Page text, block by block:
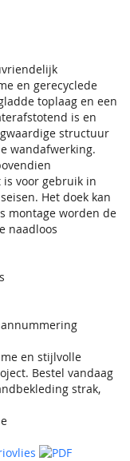
en gerecyclede
toplaag en een
is en
structuur
wandafwerking.
voor gebruik in
Het doek kan
montage worden de
naadloos
en stijlvolle
Bestel vandaag
strak,